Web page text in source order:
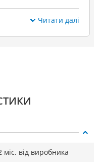
побоювання поломок
під свої потреби. Як
а наповнювачем
Читати далі
міс. від виробника